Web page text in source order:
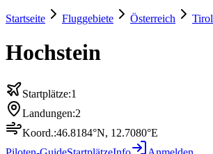
Startseite Fluggebiete Österreich Tirol
Hochstein
Startplätze:1
Landungen:2
Koord.:46.8184°N, 12.7080°E